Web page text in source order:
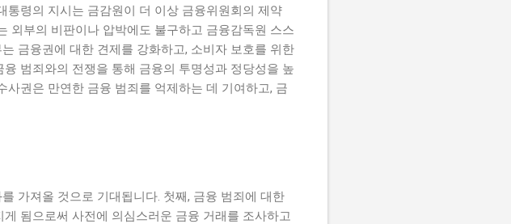
령의 지시는 금감원이 더 이상 금융위원회의 제약
외부의 비판이나 압박에도 불구하고 금융감독원 스스
금융권에 대한 견제를 강화하고, 소비자 보호를 위한
범죄와의 전쟁을 통해 금융의 투명성과 정당성을 높
권은 만연한 금융 범죄를 억제하는 데 기여하고, 금
가져올 것으로 기대됩니다. 첫째, 금융 범죄에 대한
됨으로써 사전에 의심스러운 금융 거래를 조사하고